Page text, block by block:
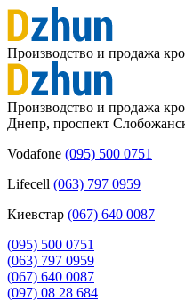
Производство и продажа
Производство и продажа
Днепр, проспект
Vodafone (095) 500 0751
Lifecell (063) 797 0959
Киевстар ‎(067) 640 0087
(095) 500 0751
(063) 797 0959
‎(067) 640 0087
(097) 08 28 684